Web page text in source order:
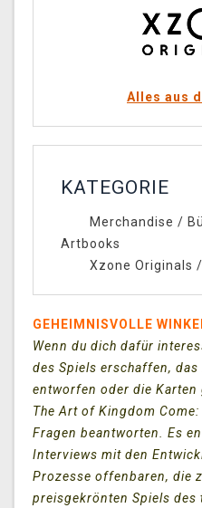
Alles aus
KATEGORIE
Merchandise /
Artbooks
Xzone Originals /
GEHEIMNISVOLLE
Wenn du dich dafür
des Spiels erschaffen, das
entworfen oder die Karten
The Art of Kingdom
Fragen beantworten. Es
Interviews mit den
Prozesse offenbaren, die
preisgekrönten Spiels des